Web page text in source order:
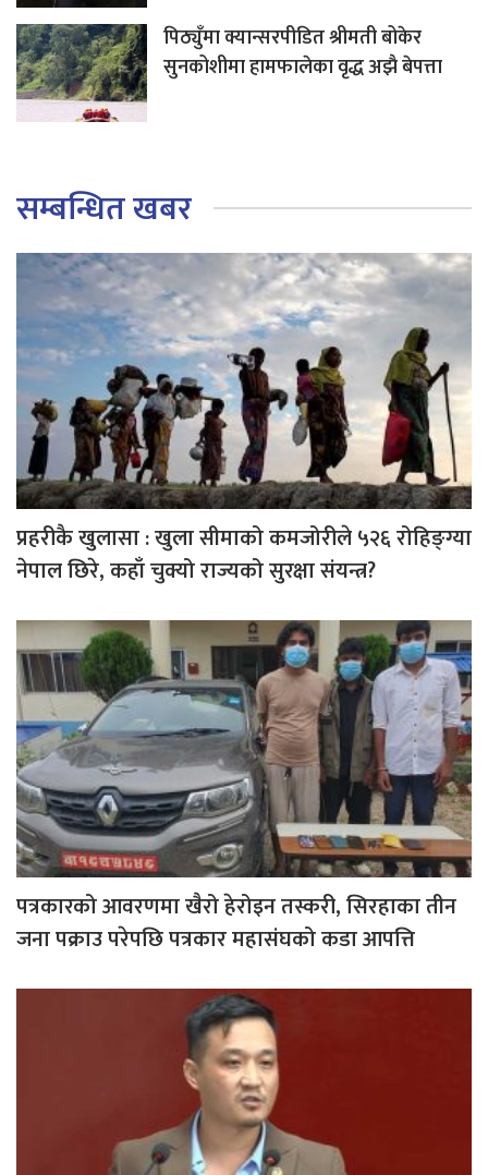
पिठ्युँमा क्यान्सरपीडित श्रीमती बोकेर
सुनकोशीमा हामफालेका वृद्ध अझै बेपत्ता
सम्बन्धित खबर
प्रहरीकै खुलासा : खुला सीमाको कमजोरीले ५२६ रोहिङ्ग्या
नेपाल छिरे, कहाँ चुक्यो राज्यको सुरक्षा संयन्त्र?
पत्रकारको आवरणमा खैरो हेरोइन तस्करी, सिरहाका तीन
जना पक्राउ परेपछि पत्रकार महासंघको कडा आपत्ति